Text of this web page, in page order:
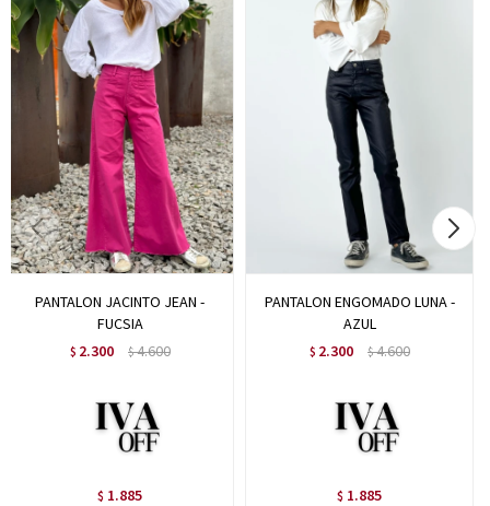
PANTALON JACINTO JEAN -
FUCSIA
$ 2.300 $4.600
$ 1.885
PANTALON ENGOMADO LUNA -
AZUL
$ 2.300 $4.600
$ 1.885